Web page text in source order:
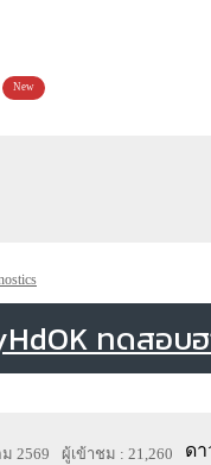
New
ทดสอบ
2569 ผู้เข้าชม : 21,260
ด